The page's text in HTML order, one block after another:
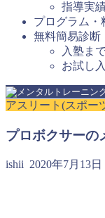
指導実
プログラム・
無料簡易診断
入塾ま
お試し
アスリート(スポー
プロボクサー
ishii 2020年7月13日